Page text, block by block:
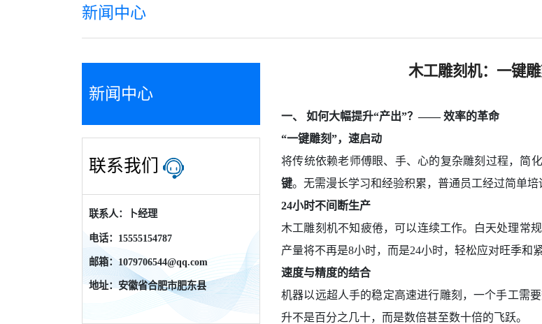
新闻中心
新闻中心
联系我们
联系人：卜经理
电话：15555154787
邮箱：1079706544@qq.com
地址：安徽省合肥市肥东县
木工雕刻机：一键
一、 如何大幅提升“产出”？—— 效率的革命
“一键雕刻”，速启动
将传统依赖老师傅眼、手、心的复杂雕刻过程，简化
键。无需漫长学习和经验积累，普通员工经过简单
24小时不间断生产
木工雕刻机不知疲倦，可以连续工作。白天处理常
产量将不再是8小时，而是24小时，轻松应对旺季和
速度与精度的结合
机器以远超人手的稳定高速进行雕刻，一个手工需
升不是百分之几十，而是数倍甚至数十倍的飞跃。